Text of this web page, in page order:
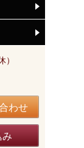
わせ
み